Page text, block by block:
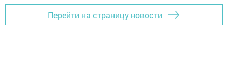
Перейти на страницу новости